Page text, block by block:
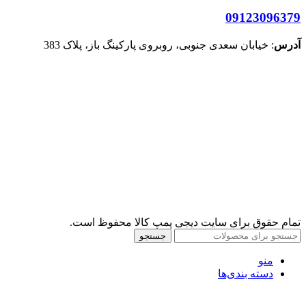
09123096379
آدرس: خیابان سعدی جنوبی، روبروی پارکینگ باز، پلاک 383
تمام حقوق برای سایت دیجی پمپ کالا محفوظ است.
جستجو
منو
دسته بندی‌ها